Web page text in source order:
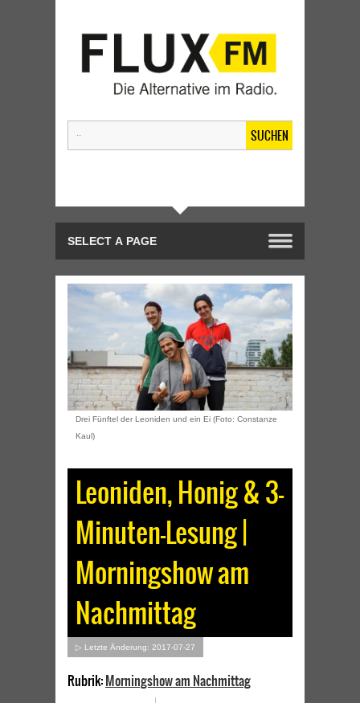
SUCHEN
Drei Fünftel der Leoniden und ein Ei (Foto: Constanze
Kaul)
Leoniden, Honig & 3-
Minuten-Lesung |
Morningshow am
Nachmittag
▷ Letzte Änderung: 2017-07-27
Rubrik:Morningshow am Nachmittag